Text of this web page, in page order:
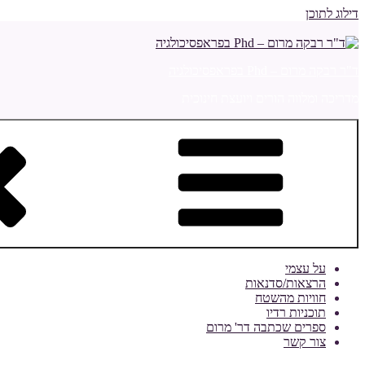
דילוג לתוכן
על עצמי
הרצאות/סדנאות
חוויות מהשטח
תוכניות רדיו
ספרים שכתבה דר' מרום
צור קשר